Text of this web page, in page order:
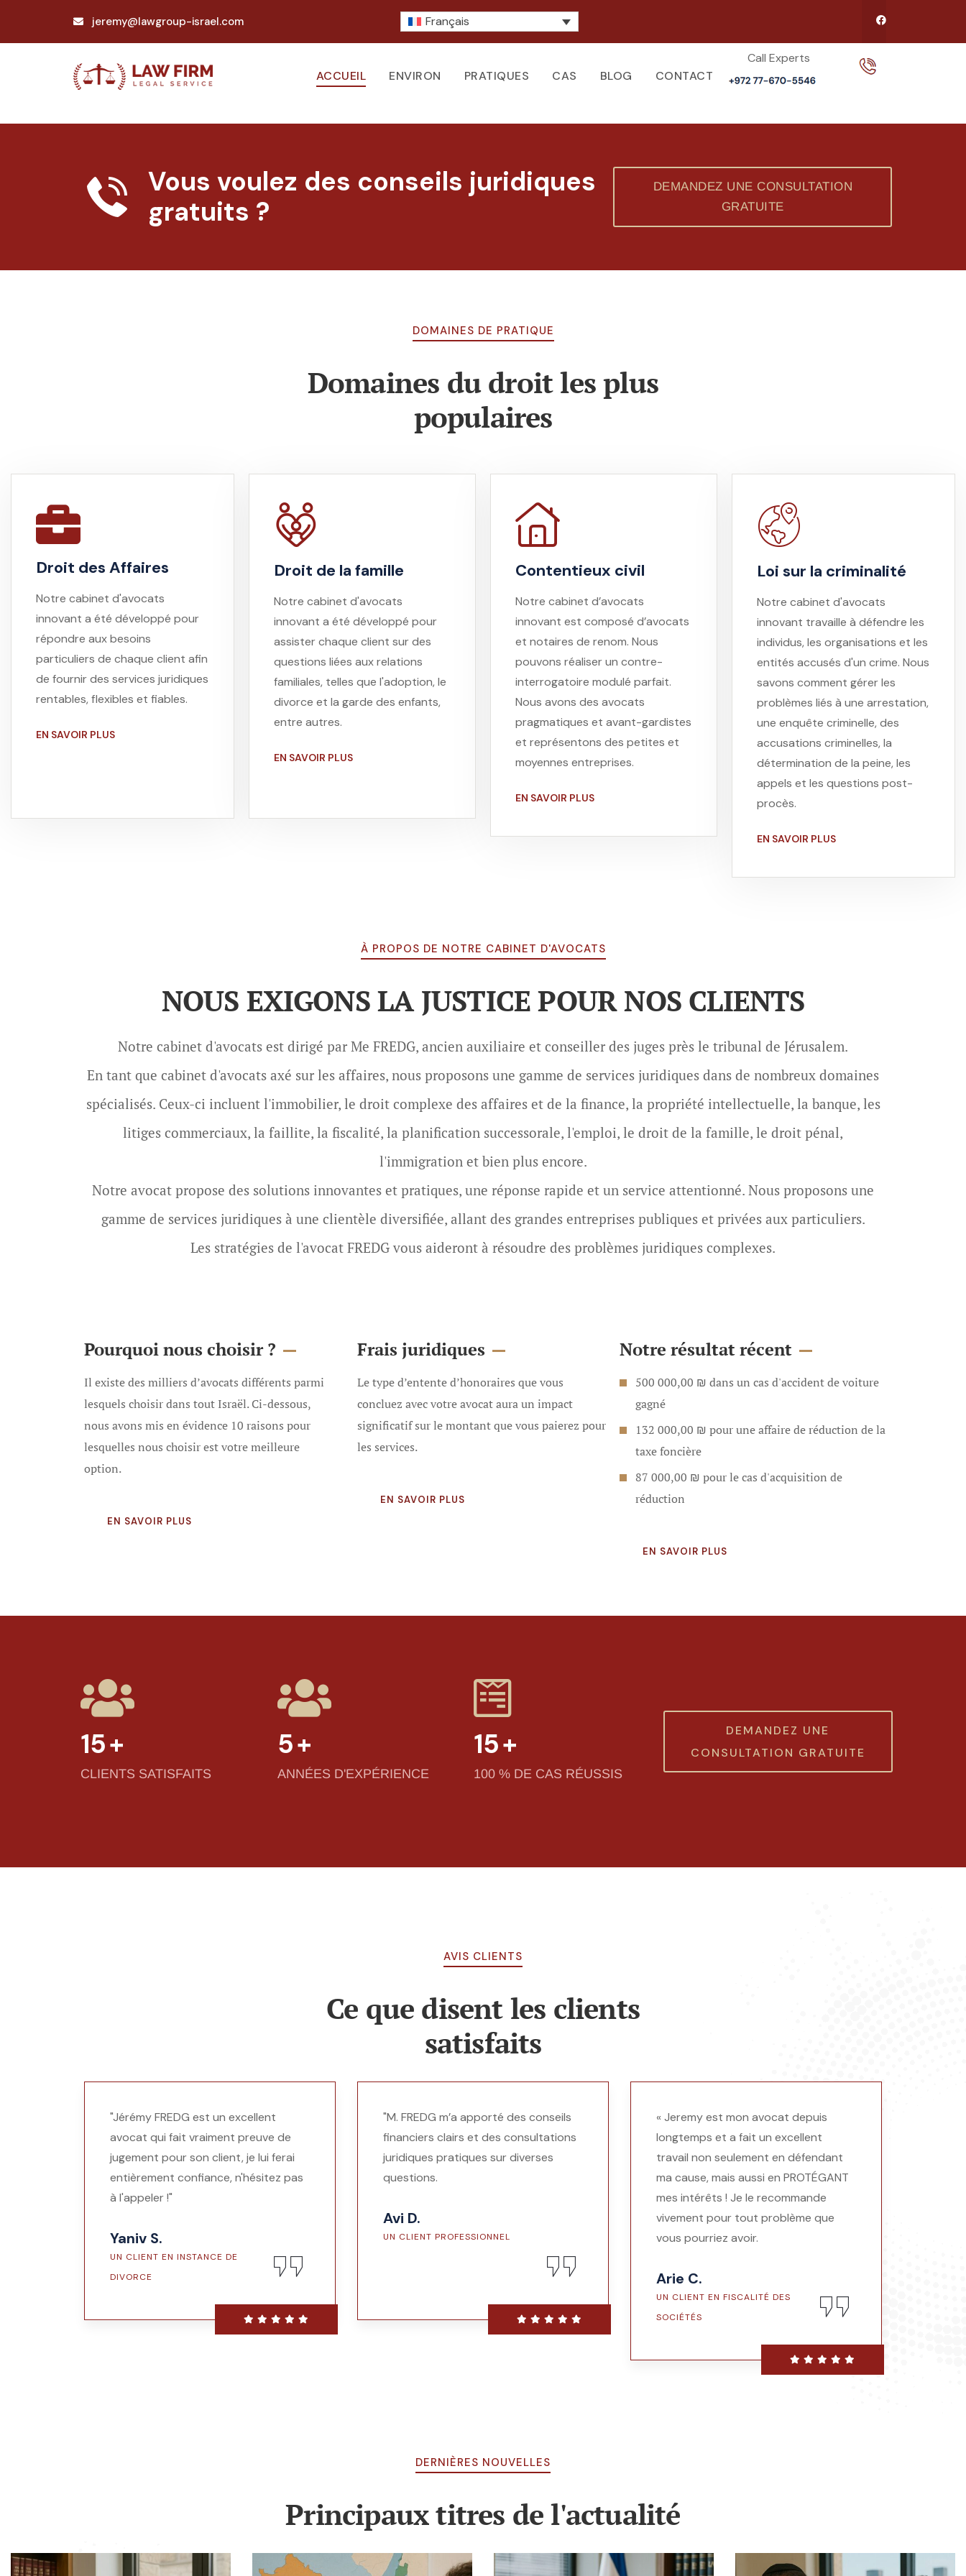
jeremy@lawgroup-israel.com Français
ACCUEIL ENVIRON PRATIQUES CAS BLOG CONTACT
Call Experts​
Vous voulez des conseils juridiques
gratuits ?
DEMANDEZ UNE CONSULTATION
GRATUITE
DOMAINES DE PRATIQUE
Domaines du droit les plus
populaires
Droit des Affaires
Notre cabinet d'avocats
innovant a été développé pour
répondre aux besoins
particuliers de chaque client afin
de fournir des services juridiques
rentables, flexibles et fiables.
EN SAVOIR PLUS
Droit de la famille
Notre cabinet d'avocats
innovant a été développé pour
assister chaque client sur des
questions liées aux relations
familiales, telles que l'adoption, le
divorce et la garde des enfants,
entre autres.
EN SAVOIR PLUS
Contentieux civil
Notre cabinet d’avocats
innovant est composé d’avocats
et notaires de renom. Nous
pouvons réaliser un contre-
interrogatoire modulé parfait.
Nous avons des avocats
pragmatiques et avant-gardistes
et représentons des petites et
moyennes entreprises.
EN SAVOIR PLUS
Loi sur la criminalité
Notre cabinet d'avocats
innovant travaille à défendre les
individus, les organisations et les
entités accusés d'un crime. Nous
savons comment gérer les
problèmes liés à une arrestation,
une enquête criminelle, des
accusations criminelles, la
détermination de la peine, les
appels et les questions post-
procès.
EN SAVOIR PLUS
À PROPOS DE NOTRE CABINET D'AVOCATS
NOUS EXIGONS LA JUSTICE POUR NOS CLIENTS
Notre cabinet d'avocats est dirigé par Me FREDG, ancien auxiliaire et conseiller des juges près le tribunal de Jérusalem.
En tant que cabinet d'avocats axé sur les affaires, nous proposons une gamme de services juridiques dans de nombreux domaines
spécialisés. Ceux-ci incluent l'immobilier, le droit complexe des affaires et de la finance, la propriété intellectuelle, la banque, les
litiges commerciaux, la faillite, la fiscalité, la planification successorale, l'emploi, le droit de la famille, le droit pénal,
l'immigration et bien plus encore.
Notre avocat propose des solutions innovantes et pratiques, une réponse rapide et un service attentionné. Nous proposons une
gamme de services juridiques à une clientèle diversifiée, allant des grandes entreprises publiques et privées aux particuliers.
Les stratégies de l'avocat FREDG vous aideront à résoudre des problèmes juridiques complexes.
Pourquoi nous choisir ?
Il existe des milliers d’avocats différents parmi
lesquels choisir dans tout Israël. Ci-dessous,
nous avons mis en évidence 10 raisons pour
lesquelles nous choisir est votre meilleure
option.
EN SAVOIR PLUS
Frais juridiques
Le type d’entente d’honoraires que vous
concluez avec votre avocat aura un impact
significatif sur le montant que vous paierez pour
les services.
EN SAVOIR PLUS
Notre résultat récent
500 000,00 ₪ dans un cas d'accident de voiture
gagné
132 000,00 ₪ pour une affaire de réduction de la
taxe foncière
87 000,00 ₪ pour le cas d'acquisition de
réduction
EN SAVOIR PLUS
15+
CLIENTS SATISFAITS
5+
ANNÉES D'EXPÉRIENCE
15+
100 % DE CAS RÉUSSIS
DEMANDEZ UNE
CONSULTATION GRATUITE
AVIS CLIENTS
Ce que disent les clients
satisfaits
"Jérémy FREDG est un excellent
avocat qui fait vraiment preuve de
jugement pour son client, je lui ferai
entièrement confiance, n'hésitez pas
à l'appeler !"
Yaniv S.
UN CLIENT EN INSTANCE DE
DIVORCE
"M. FREDG m’a apporté des conseils
financiers clairs et des consultations
juridiques pratiques sur diverses
questions.
Avi D.
UN CLIENT PROFESSIONNEL
« Jeremy est mon avocat depuis
longtemps et a fait un excellent
travail non seulement en défendant
ma cause, mais aussi en PROTÉGANT
mes intérêts ! Je le recommande
vivement pour tout problème que
vous pourriez avoir.
Arie C.
UN CLIENT EN FISCALITÉ DES
SOCIÉTÉS
DERNIÈRES NOUVELLES
Principaux titres de l'actualité